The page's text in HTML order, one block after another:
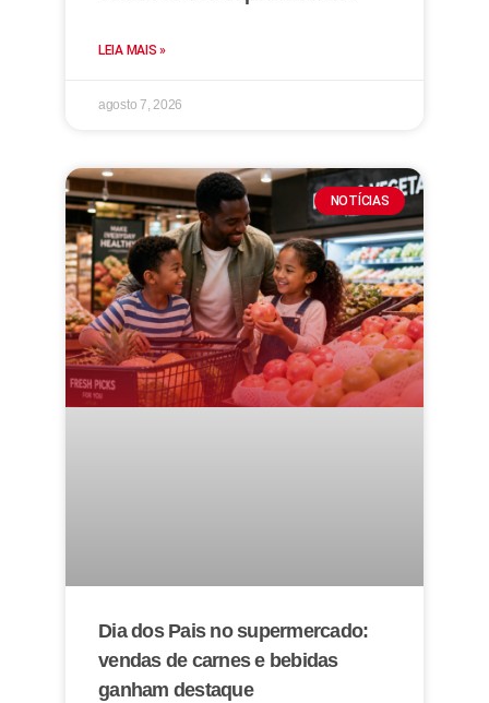
LEIA MAIS »
agosto 7, 2026
NOTÍCIAS
Dia dos Pais no supermercado:
vendas de carnes e bebidas
ganham destaque